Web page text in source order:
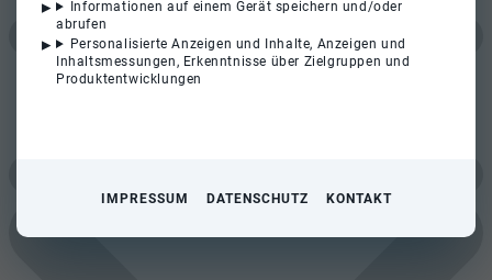
Informationen auf einem Gerät speichern und/oder
abrufen
Personalisierte Anzeigen und Inhalte, Anzeigen und
Inhaltsmessungen, Erkenntnisse über Zielgruppen und
Produktentwicklungen
IMPRESSUM DATENSCHUTZ KONTAKT